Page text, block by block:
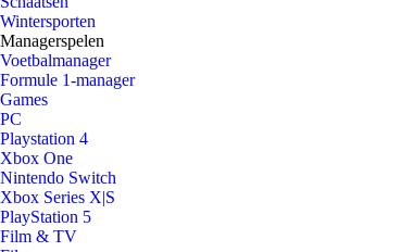
Wintersporten
Managerspelen
Voetbalmanager
Formule 1-manager
Games
PC
Playstation 4
Xbox One
Nintendo Switch
Xbox Series X|S
PlayStation 5
Film & TV